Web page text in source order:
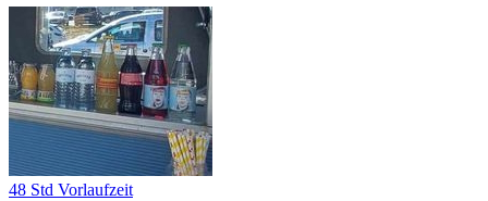
48 Std Vorlaufzeit